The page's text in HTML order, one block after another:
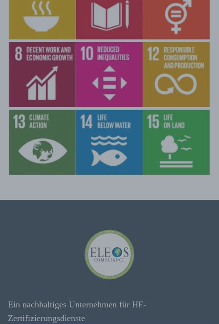
Ein nachhaltiges Unternehmen für HF-
Zertifizierungsdienste